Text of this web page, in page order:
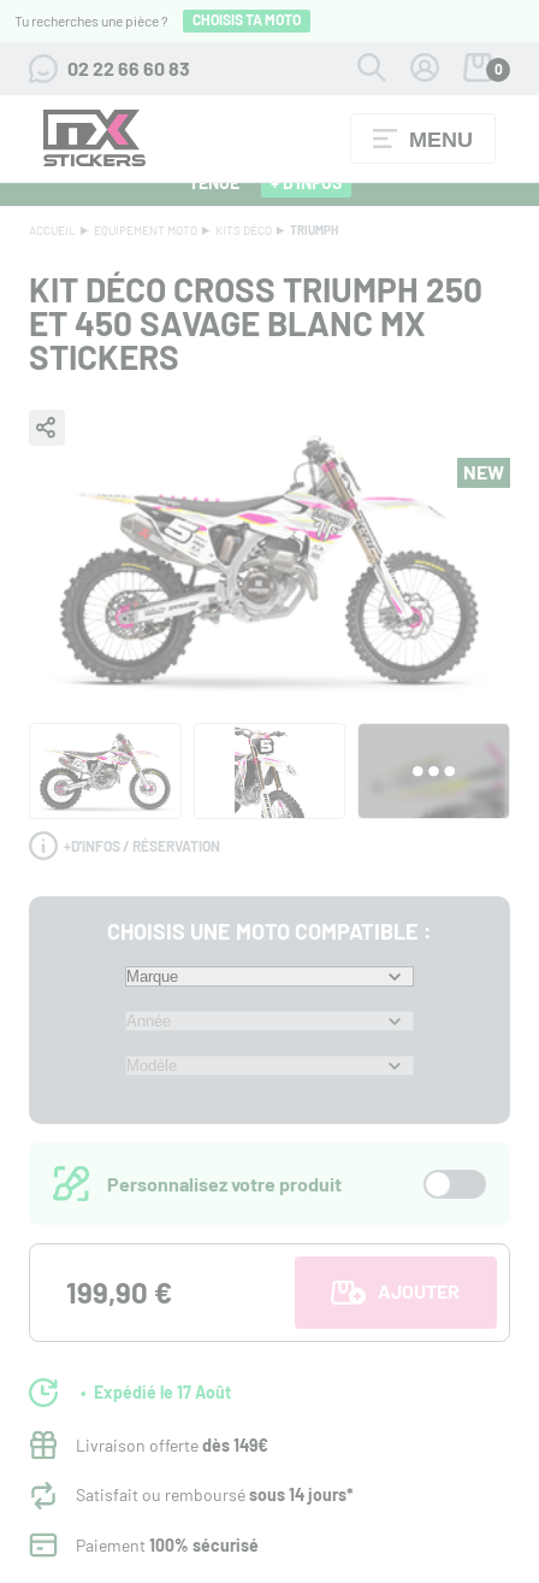
Tu recherches une pièce ? CHOISIS TA MOTO
02 22 66 60 83 0
MENU
ALPINESTARS 27 : FLOCAGE OFFERT POUR L'ACHAT D'UNE
TENUE
+ D'INFOS
ACCUEIL EQUIPEMENT MOTO KITS DÉCO TRIUMPH
KIT DÉCO CROSS TRIUMPH 250
ET 450 SAVAGE BLANC MX
STICKERS
NEW
+D'INFOS / RÉSERVATION
CHOISIS UNE MOTO COMPATIBLE :
Personnalisez votre produit
199,90 € AJOUTER AU
Expédié le 17 Août
Livraison offertedès 149€
Satisfait ou remboursésous 14 jours*
Paiement100% sécurisé